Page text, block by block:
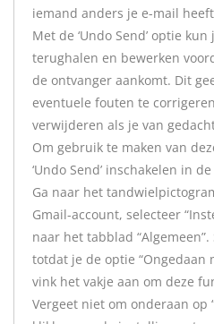
iemand anders je e-mail
Met de ‘Undo Send’ optie
terughalen en bewerken
de ontvanger aankomt. Dit
eventuele fouten te
verwijderen als je van
Om gebruik te maken van
‘Undo Send’ inschakelen in
Ga naar het
Gmail-account, selecteer
naar het tabblad
totdat je de optie “Ongedaan
vink het vakje aan om deze
Vergeet niet om onderaan op